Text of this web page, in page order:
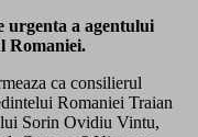
urgenta a agentului
Romaniei.
ca consilierul
Romaniei Traian
Sorin Ovidiu Vintu,